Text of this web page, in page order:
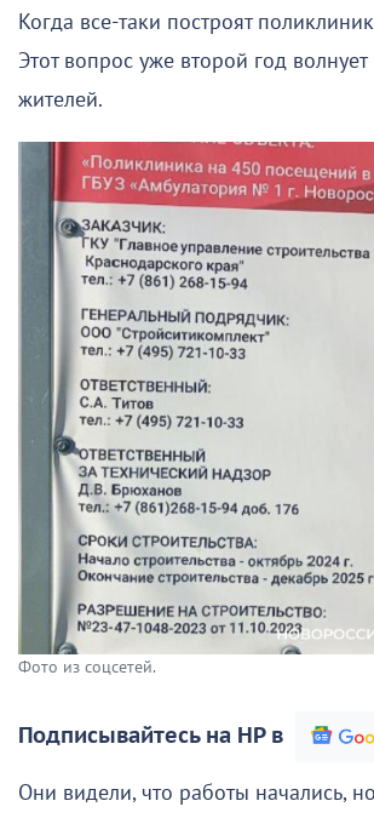
Когда все-таки построят
Этот вопрос уже второй год
жителей.
Фото из соцсетей.
Подписывайтесь на НР в
Они видели, что работы начались,